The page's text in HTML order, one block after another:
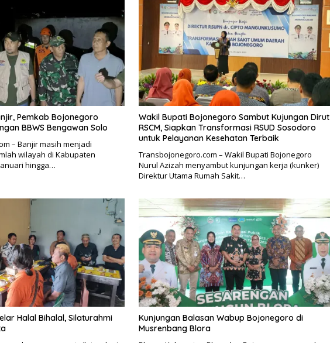
Pemkab Bojonegoro
BBWS Bengawan Solo
– Banjir masih menjadi
wilayah di Kabupaten
hingga…
Wakil Bupati Bojonegoro Sambut Kujungan Dirut
RSCM, Siapkan Transformasi RSUD Sosodoro
untuk Pelayanan Kesehatan Terbaik
Transbojonegoro.com – Wakil Bupati Bojonegoro
Nurul Azizah menyambut kunjungan kerja (kunker)
Direktur Utama Rumah Sakit…
Halal Bihalal, Silaturahmi
Kunjungan Balasan Wabup Bojonegoro di
Musrenbang Blora